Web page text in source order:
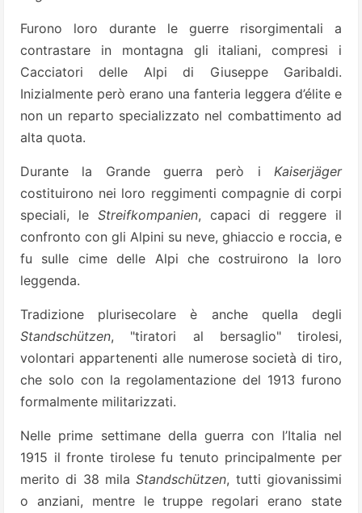
Furono loro durante le guerre risorgimentali a
contrastare in montagna gli italiani, compresi i
Cacciatori delle Alpi di Giuseppe Garibaldi.
Inizialmente però erano una fanteria leggera d’élite e
non un reparto specializzato nel combattimento ad
alta quota.
Durante la Grande guerra però i Kaiserjäger
costituirono nei loro reggimenti compagnie di corpi
speciali, le Streifkompanien, capaci di reggere il
confronto con gli Alpini su neve, ghiaccio e roccia, e
fu sulle cime delle Alpi che costruirono la loro
leggenda.
Tradizione plurisecolare è anche quella degli
Standschützen, "tiratori al bersaglio" tirolesi,
volontari appartenenti alle numerose società di tiro,
che solo con la regolamentazione del 1913 furono
formalmente militarizzati.
Nelle prime settimane della guerra con l’Italia nel
1915 il fronte tirolese fu tenuto principalmente per
merito di 38 milaStandschützen, tutti giovanissimi
o anziani, mentre le truppe regolari erano state